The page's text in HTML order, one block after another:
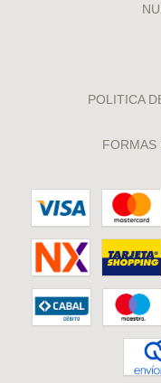
POLITICA
FORMAS